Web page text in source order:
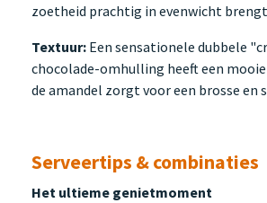
zoetheid prachtig in evenwicht
Textuur: Een sensationele dubbele
chocolade-omhulling heeft een
de amandel zorgt voor een brosse en
Serveertips & combinaties
Het ultieme genietmoment